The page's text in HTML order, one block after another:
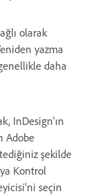
olarak
yazma
daha
InDesign'ın
Adobe
şekilde
Kontrol
seçin